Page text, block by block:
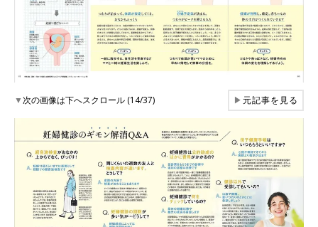
▼次の画像は下へスクロール (14/37) ▶元記事を見る